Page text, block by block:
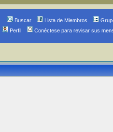
Buscar Lista de Miembros
Perfil
Conéctese para revisar sus